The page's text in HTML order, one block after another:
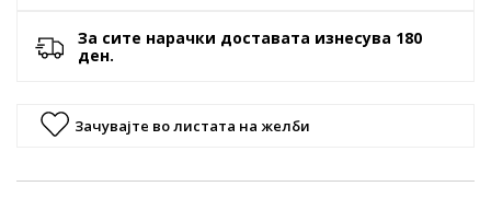
За сите нарачки доставата изнесува 180
ден.
Зачувајте во листата на желби